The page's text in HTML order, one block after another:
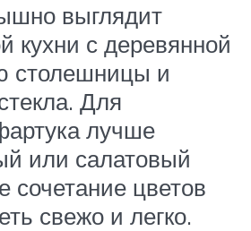
выглядит
кухни с деревянной
столешницы и
Для
лучше
или салатовый
сочетание цветов
свежо и легко.